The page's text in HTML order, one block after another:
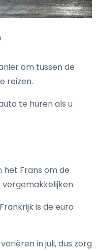
om tussen de
reizen.
te huren als u
het Frans om de
is de euro
in juli, dus zorg